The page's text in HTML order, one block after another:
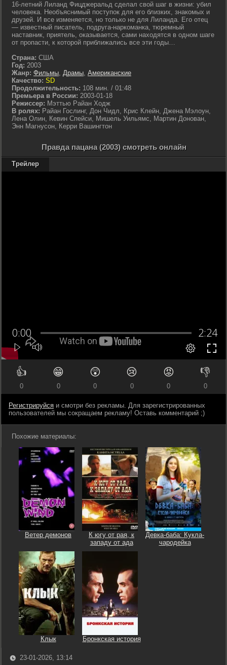
16-летний Лиланд Фицджеральд сделал свой шаг в жизни: убил
человека. Необъяснимый поступок для его близких, знакомых и
друзей. И все изменяется, но только не для Лиланда. Его отец
— известный писатель, подруга-наркоманка, тюремный
наставник, приятель, оказывается, сами находятся в одном шаге
от пропасти, к которой приближались все эти годы…
Страна: США
Год: 2003
Жанр: Фильмы, Драмы, Американские
Качество: SD
Продолжительность: 108 мин. / 01:48
Премьера в России: 2003-01-18
Режиссер: Мэттью Райан Ходж
В ролях: Райан Гослинг, Дон Чидл, Крис Клейн, Джена Мэлоун,
Лена Олин, Кевин Спейси, Мишель Уильямс, Мартин Донован,
Энн Магнусон, Керри Вашингтон
Правда пацана (2003) смотреть онлайн
Трейлер
👍
0
😁
0
😲
0
😢
0
😡
0
👎
0
Регистрируйся и смотри без рекламы. Для зарегистрированных
пользователей мы сокращаем рекламу! Оставь комментарий ;)
Похожие материалы:
Ветер демонов
К югу от рая, к
западу от ада
Девка-баба: Кукла-
чародейка
Клык Бронкская история
23-01-2026, 13:14